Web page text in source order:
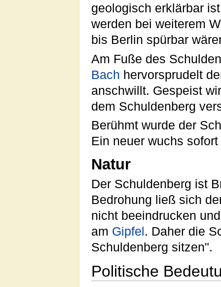
geologisch erklärbar
werden bei weiterem
bis Berlin spürbar
Am Fuße des
Bach hervorsprudelt
anschwillt. Gespeist
dem Schuldenberg
Berühmt wurde der
Ein neuer wuchs
Natur
Der Schuldenberg ist
Bedrohung ließ sich
nicht beeindrucken
am Gipfel. Daher die
Schuldenberg sitzen".
Politische